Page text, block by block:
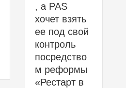
, а PAS
хочет взять
ее под свой
контроль
посредство
м реформы
«Рестарт в